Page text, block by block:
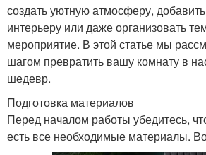
создать уютную атмосферу,
интерьеру или даже организовать
мероприятие. В этой статье мы
шагом превратить вашу комнату в
шедевр.
Подготовка материалов
Перед началом работы убедитесь,
есть все необходимые материалы.